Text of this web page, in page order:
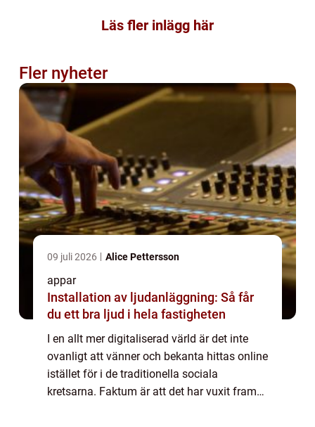
Läs fler inlägg här
Fler nyheter
09 juli 2026 Alice Pettersson
appar
Installation av ljudanläggning: Så får
du ett bra ljud i hela fastigheten
I en allt mer digitaliserad värld är det inte
ovanligt att vänner och bekanta hittas online
istället för i de traditionella sociala
kretsarna. Faktum är att det har vuxit fram